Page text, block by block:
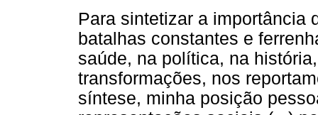
Para sintetizar a importância
batalhas constantes e
saúde, na política, na
transformações, nos
síntese, minha posição